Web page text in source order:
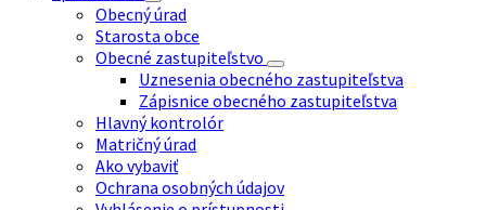
Obecný úrad
Starosta obce
Obecné zastupiteľstvo
Uznesenia obecného zastupiteľstva
Zápisnice obecného zastupiteľstva
Hlavný kontrolór
Matričný úrad
Ako vybaviť
Ochrana osobných údajov